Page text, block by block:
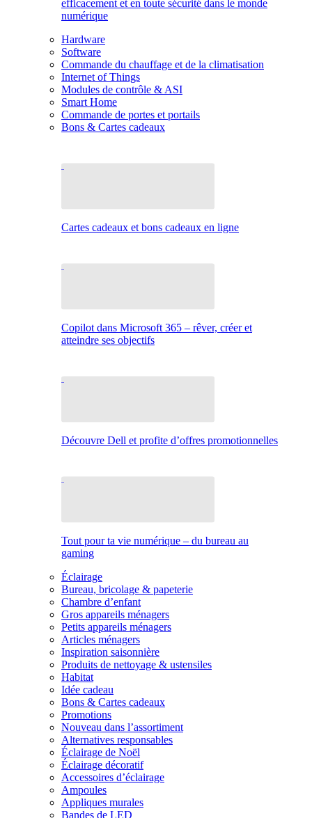
efficacement et en toute sécurité dans le monde
numérique
Hardware
Software
Commande du chauffage et de la climatisation
Internet of Things
Modules de contrôle & ASI
Smart Home
Commande de portes et portails
Bons & Cartes cadeaux
Cartes cadeaux et bons cadeaux en ligne
Copilot dans Microsoft 365 – rêver, créer et
atteindre ses objectifs
Découvre Dell et profite d’offres promotionnelles
Tout pour ta vie numérique – du bureau au
gaming
Éclairage
Bureau, bricolage & papeterie
Chambre d’enfant
Gros appareils ménagers
Petits appareils ménagers
Articles ménagers
Inspiration saisonnière
Produits de nettoyage & ustensiles
Habitat
Idée cadeau
Bons & Cartes cadeaux
Promotions
Nouveau dans l’assortiment
Alternatives responsables
Éclairage de Noël
Éclairage décoratif
Accessoires d’éclairage
Ampoules
Appliques murales
Bandes de LED